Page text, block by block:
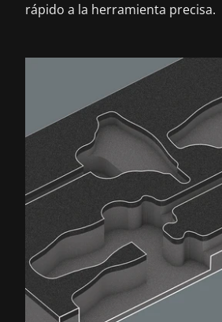
rápido a la herramienta precisa.